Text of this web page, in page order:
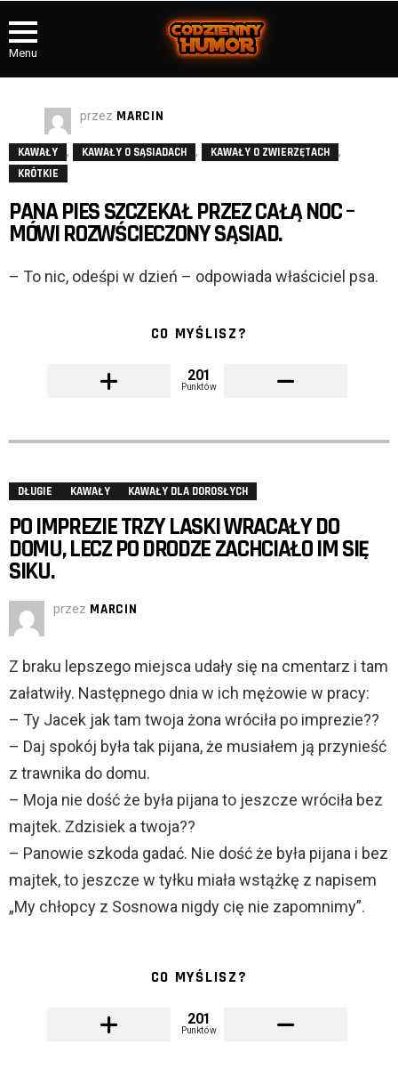
Menu
przez MARCIN
KAWAŁY , KAWAŁY O SĄSIADACH , KAWAŁY O ZWIERZĘTACH ,
KRÓTKIE
PANA PIES SZCZEKAŁ PRZEZ CAŁĄ NOC –
MÓWI ROZWŚCIECZONY SĄSIAD.
– To nic, odeśpi w dzień – odpowiada właściciel psa.
CO MYŚLISZ?
201
Punktów
DŁUGIE KAWAŁY KAWAŁY DLA DOROSŁYCH
PO IMPREZIE TRZY LASKI WRACAŁY DO
DOMU, LECZ PO DRODZE ZACHCIAŁO IM SIĘ
SIKU.
przez MARCIN
Z braku lepszego miejsca udały się na cmentarz i tam
załatwiły. Następnego dnia w ich mężowie w pracy:
– Ty Jacek jak tam twoja żona wróciła po imprezie??
– Daj spokój była tak pijana, że musiałem ją przynieść
z trawnika do domu.
– Moja nie dość że była pijana to jeszcze wróciła bez
majtek. Zdzisiek a twoja??
– Panowie szkoda gadać. Nie dość że była pijana i bez
majtek, to jeszcze w tyłku miała wstążkę z napisem
„My chłopcy z Sosnowa nigdy cię nie zapomnimy”.
CO MYŚLISZ?
201
Punktów